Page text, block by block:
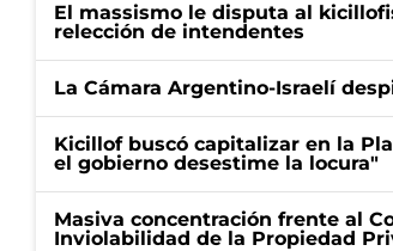
El massismo le disputa al
relección de intendentes
La Cámara Argentino-Israelí
Kicillof buscó capitalizar en la
el gobierno desestime la locura"
Masiva concentración frente al
Inviolabilidad de la Propiedad